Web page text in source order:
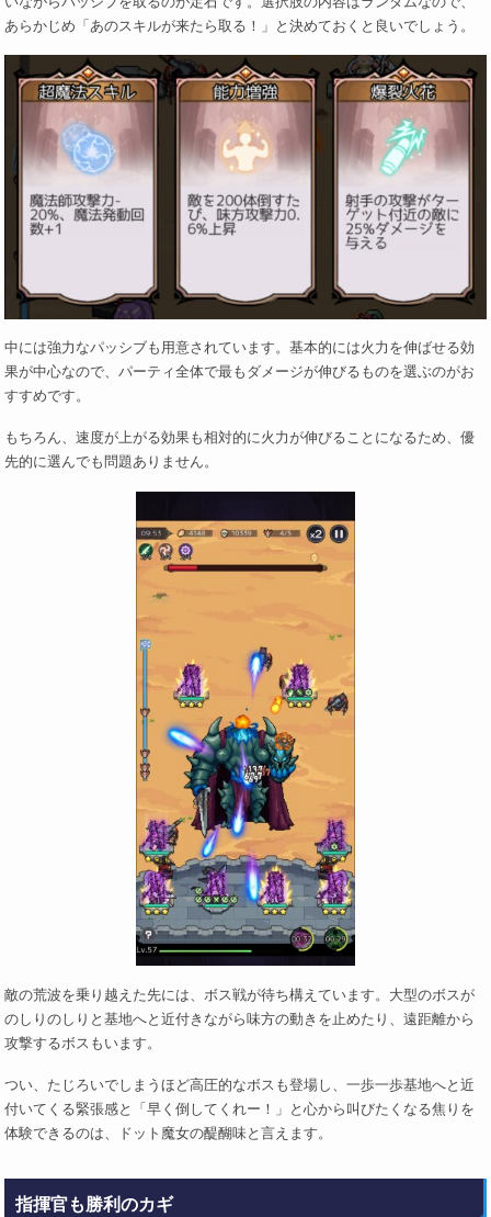
あらかじめ「あのスキルが来たら取る！」と決めておくと良いでしょう。
中には強力なパッシブも用意されています。基本的には火力を伸ばせる効
果が中心なので、パーティ全体で最もダメージが伸びるものを選ぶのがお
すすめです。
もちろん、速度が上がる効果も相対的に火力が伸びることになるため、優
先的に選んでも問題ありません。
敵の荒波を乗り越えた先には、ボス戦が待ち構えています。大型のボスが
のしりのしりと基地へと近付きながら味方の動きを止めたり、遠距離から
攻撃するボスもいます。
つい、たじろいでしまうほど高圧的なボスも登場し、一歩一歩基地へと近
付いてくる緊張感と「早く倒してくれー！」と心から叫びたくなる焦りを
体験できるのは、ドット魔女の醍醐味と言えます。
指揮官も勝利のカギ